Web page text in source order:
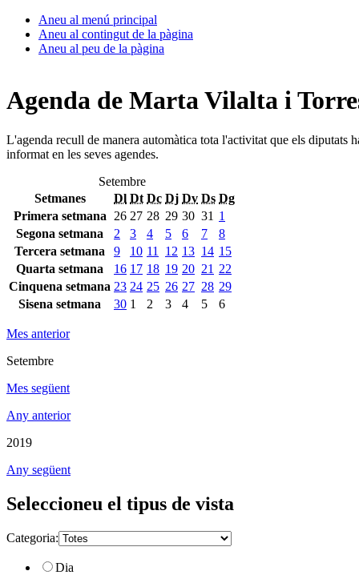
Aneu al menú principal
Aneu al contingut de la pàgina
Aneu al peu de la pàgina
Agenda de Marta Vilalta i
L'agenda recull de manera automàtica tota l'activitat que els diputats
informat en les seves agendes.
Setembre
Setmanes
Dl Dt Dc Dj Dv Ds Dg
Primera setmana
26 27 28 29 30 31 1
Segona setmana
2 3 4 5 6 7
8
Tercera setmana
9 10 11 12 13 14 15
Quarta setmana
16 17 18 19 20 21 22
Cinquena setmana 23 24 25 26 27 28 29
Sisena setmana
30 1 2 3 4 5 6
Mes anterior
Setembre
Mes següent
Any anterior
2019
Any següent
Seleccioneu el tipus de vista
Categoria:
Dia